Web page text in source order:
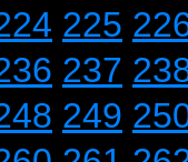
225
237
249